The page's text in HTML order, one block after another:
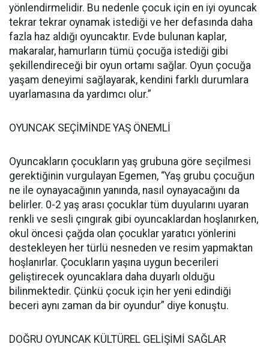
yönlendirmelidir. Bu nedenle çocuk için en iyi oyuncak
tekrar tekrar oynamak istediği ve her defasında daha
fazla haz aldığı oyuncaktır. Evde bulunan kaplar,
makaralar, hamurların tümü çocuğa istediği gibi
şekillendireceği bir oyun ortamı sağlar. Oyun çocuğa
yaşam deneyimi sağlayarak, kendini farklı durumlara
uyarlamasına da yardımcı olur.”
OYUNCAK SEÇİMİNDE YAŞ ÖNEMLİ
Oyuncakların çocukların yaş grubuna göre seçilmesi
gerektiğinin vurgulayan Egemen, “Yaş grubu çocuğun
ne ile oynayacağının yanında, nasıl oynayacağını da
belirler. 0-2 yaş arası çocuklar tüm duyularını uyaran
renkli ve sesli çıngırak gibi oyuncaklardan hoşlanırken,
okul öncesi çağda olan çocuklar yaratıcı yönlerini
destekleyen her türlü nesneden ve resim yapmaktan
hoşlanırlar. Çocukların yaşına uygun becerileri
geliştirecek oyuncaklara daha duyarlı olduğu
bilinmektedir. Çünkü çocuk için her yeni edindiği
beceri aynı zaman da bir oyundur” diye konuştu.
DOĞRU OYUNCAK KÜLTÜREL GELİŞİMİ SAĞLAR